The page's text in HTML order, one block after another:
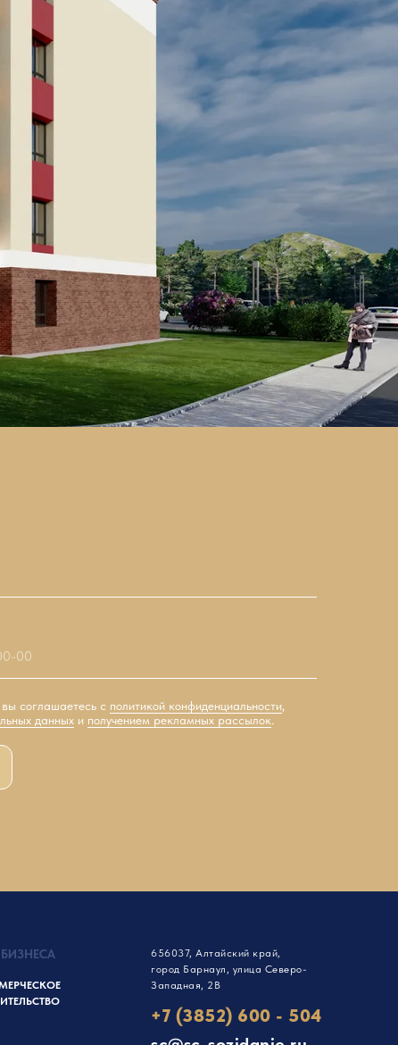
соглашаетесь с политикой конфиденциальности,
данных и получением рекламных рассылок.
656037, Алтайский край,
город Барнаул, улица Северо-
Западная, 2В
+7 (3852) 600 - 504